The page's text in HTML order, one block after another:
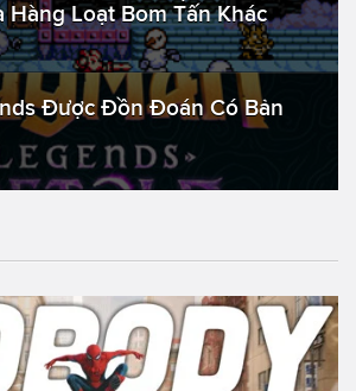
Hàng Loạt Bom Tấn Khác
Được Đồn Đoán Có Bản